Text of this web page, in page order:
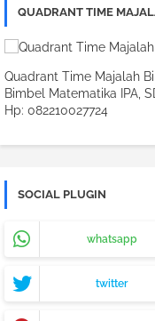
QUADRANT TIME
Quadrant Time Majalah
Bimbel Matematika IPA,
Hp: 082210027724
SOCIAL PLUGIN
whatsapp
twitter